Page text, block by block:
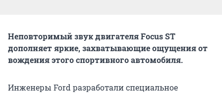
Неповторимый звук двигателя Focus ST
дополняет яркие, захватывающие ощущения от
вождения этого спортивного автомобиля.
Инженеры Ford разработали специальное